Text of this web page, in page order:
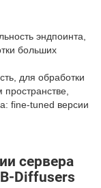
эндпоинта,
больших
для обработки
fine-tuned версии
сервера
Diffusers